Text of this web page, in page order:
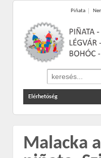
Piñata
Elérhetőség
Malacka